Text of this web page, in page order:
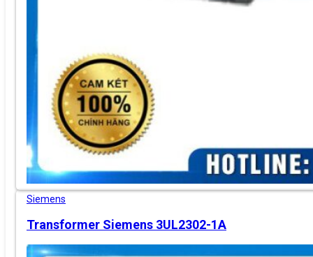
Siemens
Transformer Siemens 3UL2302-1A